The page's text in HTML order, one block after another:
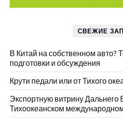
СВЕЖИЕ
В Китай на собственном авто?
подготовки и обсуждения
Крути педали или от Тихого
Экспортную витрину
Тихоокеанском